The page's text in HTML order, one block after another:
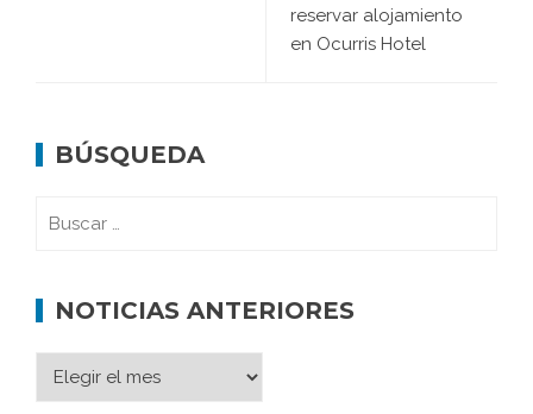
reservar alojamiento
en Ocurris Hotel
BÚSQUEDA
NOTICIAS ANTERIORES